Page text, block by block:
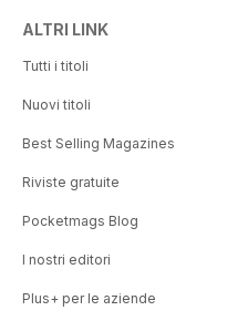
ALTRI LINK
Tutti i titoli
Nuovi titoli
Best Selling Magazines
Riviste gratuite
Pocketmags Blog
I nostri editori
Plus+ per le aziende